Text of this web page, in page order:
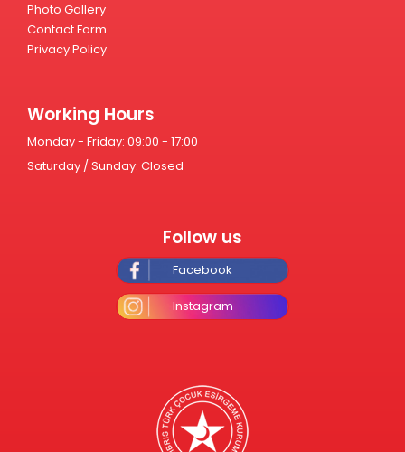
Photo Gallery
Contact Form
Privacy Policy
Working Hours
Monday - Friday: 09:00 - 17:00
Saturday / Sunday: Closed
Follow us
Facebook
Instagram